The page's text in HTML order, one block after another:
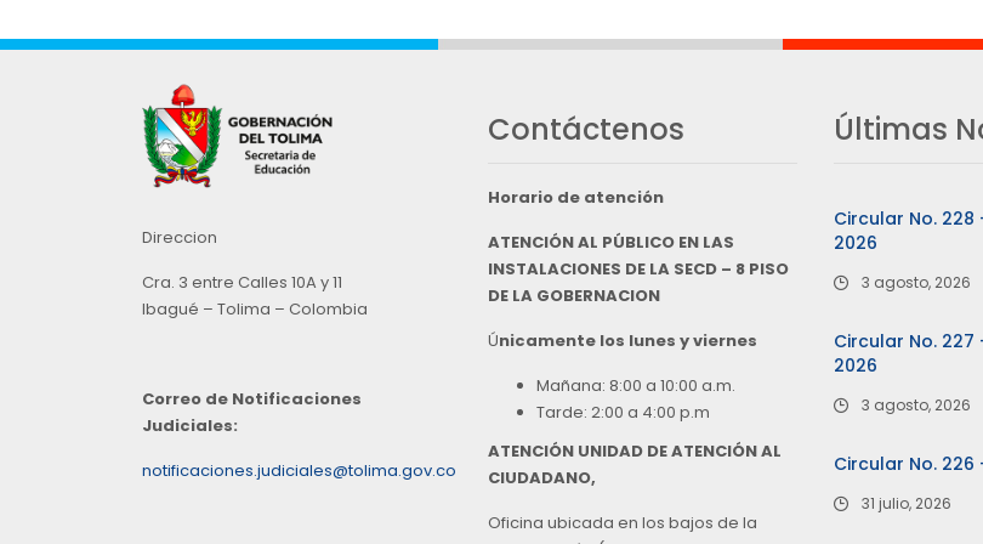
Direccion
Cra. 3 entre Calles 10A y 11
Ibagué – Tolima – Colombia
Correo de Notificaciones
Judiciales:
notificaciones.judiciales@tolima.gov.co
Contáctenos
Horario de atención
ATENCIÓN AL PÚBLICO EN LAS
INSTALACIONES DE LA SECD – 8 PISO
DE LA GOBERNACION
Únicamente los lunes y viernes
Mañana: 8:00 a 10:00 a.m.
Tarde: 2:00 a 4:00 p.m
ATENCIÓN UNIDAD DE ATENCIÓN AL
CIUDADANO,
Oficina ubicada en los bajos de la
Últimas
Circular No.
2026
3 agosto, 2026
Circular No.
2026
3 agosto, 2026
Circular No. 226
31 julio, 2026